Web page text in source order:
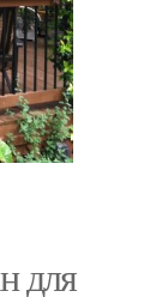
для